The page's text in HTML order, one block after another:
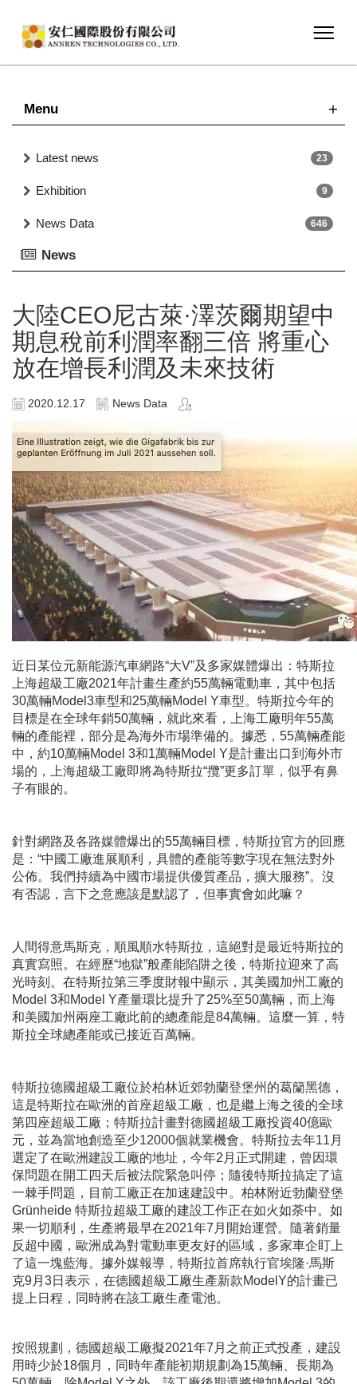
Menu
Latest news 23
Exhibition 9
News Data 646
News
大陸CEO尼古萊·澤茨爾期望中
期息稅前利潤率翻三倍 將重心
放在增長利潤及未來技術
2020.12.17 News Data
近日某位元新能源汽車網路“大V”及多家媒體爆出：特斯拉
上海超級工廠2021年計畫生產約55萬輛電動車，其中包括
30萬輛Model3車型和25萬輛Model Y車型。特斯拉今年的
目標是在全球年銷50萬輛，就此來看，上海工廠明年55萬
輛的產能裡，部分是為海外市場準備的。據悉， 55萬輛產能
中，約10萬輛Model 3和1萬輛Model Y是計畫出口到海外市
場的，上海超級工廠即將為特斯拉“攬”更多訂單，似乎有鼻
子有眼的。
針對網路及各路媒體爆出的55萬輛目標，特斯拉官方的回應
是： “中國工廠進展順利，具體的產能等數字現在無法對外
公佈。我們持續為中國市場提供優質產品，擴大服務”。沒
有否認，言下之意應該是默認了，但事實會如此嘛？
人間得意馬斯克，順風順水特斯拉，這絕對是最近特斯拉的
真實寫照。在經歷“地獄”般產能陷阱之後，特斯拉迎來了高
光時刻。在特斯拉第三季度財報中顯示，其美國加州工廠的
Model 3和Model Y產量環比提升了25%至50萬輛，而上海
和美國加州兩座工廠此前的總產能是84萬輛。這麼一算，特
斯拉全球總產能或已接近百萬輛。
特斯拉德國超級工廠位於柏林近郊勃蘭登堡州的葛籣黑德，
這是特斯拉在歐洲的首座超級工廠，也是繼上海之後的全球
第四座超級工廠；特斯拉計畫對德國超級工廠投資40億歐
元，並為當地創造至少12000個就業機會。特斯拉去年11 月
選定了在歐洲建設工廠的地址，今年2 月正式開建，曾因環
保問題在開工四天后被法院緊急叫停；隨後特斯拉搞定了這
一棘手問題，目前工廠正在加速建設中。柏林附近勃蘭登堡
Grünheide 特斯拉超級工廠的建設工作正在如火如荼中。如
果一切順利，生產將最早在2021年7 月開始運營。隨著銷量
反超中國，歐洲成為對電動車更友好的區域，多家車企盯上
了這一塊藍海。據外媒報導，特斯拉首席執行官埃隆·馬斯
克9月 3日表示，在德國超級工廠生產新款ModelY的計畫已
提上日程，同時將在該工廠生產電池。
按照規劃，德國超級工廠擬2021年7 月之前正式投產，建設
用時少於18個月，同時年產能初期規劃為15萬輛、長期為